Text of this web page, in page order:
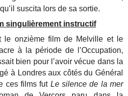
suscita lors de sa sortie.
singulièrement instructif
onzième film de Melville et le
à la période de l’Occupation,
bien pour l’avoir vécue dans la
à Londres aux côtés du Général
ces films fut Le silence de la mer